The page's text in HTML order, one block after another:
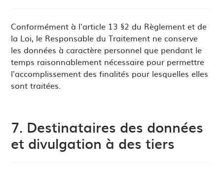
Conformément à l'article 13 §2 du Règlement et de
la Loi, le Responsable du Traitement ne conserve
les données à caractère personnel que pendant le
temps raisonnablement nécessaire pour permettre
l'accomplissement des finalités pour lesquelles elles
sont traitées.
7. Destinataires des données
et divulgation à des tiers